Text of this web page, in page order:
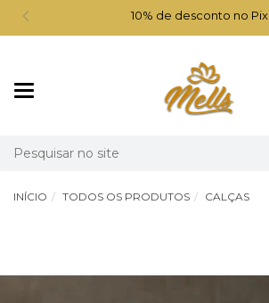
10% de desconto no Pix
INÍCIO TODOS OS PRODUTOS CALÇAS